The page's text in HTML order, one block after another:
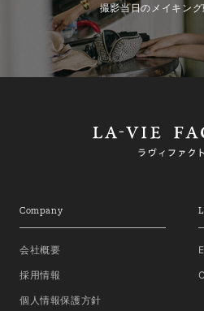
撮影当日のメイキン
Company
会社概要
採用情報
個人情報保護方針